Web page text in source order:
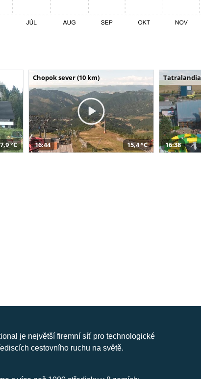
°C
Chopok sever (10 km)
16:44 15,4 °C 16:38
je největší firemní síť pro technologické
cestovního ruchu na světě.